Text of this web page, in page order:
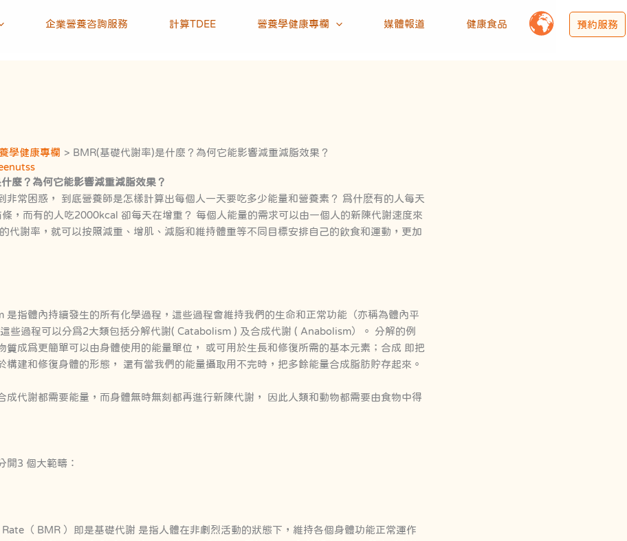
企業營養咨詢服務 計算TDEE 營養學健康專欄 媒體報道 健康食品 預約服務
學健康專欄
BMR(基礎代謝率)是什麼？為何它能影響減重減脂效果？
麼？為何它能影響減重減脂效果？
非常困惑， 到底營養師是怎樣計算出每個人一天要吃多少能量和營養素？ 爲什麽有的人每天
，而有的人吃2000kcal 卻每天在增重？ 每個人能量的需求可以由一個人的新陳代謝速度來
代謝率，就可以按照減重、增肌、減脂和維持體重等不同目標安排自己的飲食和運動，更加
是指體內持續發生的所有化學過程，這些過程會維持我們的生命和正常功能（亦稱為體內平
些過程可以分爲2大類包括分解代謝( Catabolism ) 及合成代謝 ( Anabolism）。 分解的例
質成爲更簡單可以由身體使用的能量單位， 或可用於生長和修復所需的基本元素；合成 即把
構建和修復身體的形態， 還有當我們的能量攝取用不完時，把多餘能量合成脂肪貯存起來。
成代謝都需要能量，而身體無時無刻都再進行新陳代謝， 因此人類和動物都需要由食物中得
開3 個大範疇：
（ BMR ）即是基礎代謝 是指人體在非劇烈活動的狀態下，維持各個身體功能正常運作